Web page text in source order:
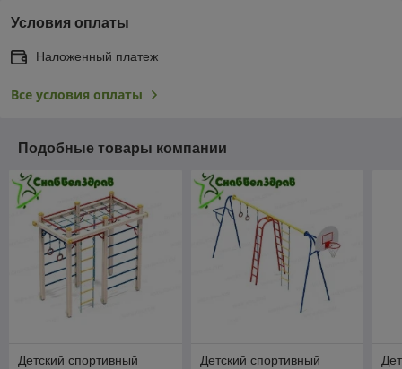
Условия оплаты
Наложенный платеж
Все условия оплаты
Подобные товары компании
Детский спортивный
Детский спортивный